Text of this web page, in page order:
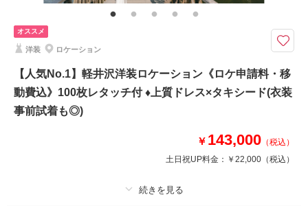
家族・友人と撮影 ペットと撮影
豊富な色打掛・着物
ガーデンでの撮影
オススメ
洋装 ロケーション
【人気No.1】軽井沢洋装ロケーション《ロケ申請料・移
動費込》100枚レタッチ付 ♦上質ドレス×タキシード(衣装
事前試着も◎)
￥ 143,000 （税込）
土日祝UP料金： ￥22,000 （税込）